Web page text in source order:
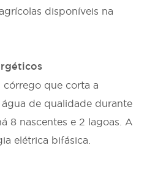
disponíveis na
que corta a
de qualidade durante
8 nascentes e 2 lagoas. A
elétrica bifásica.